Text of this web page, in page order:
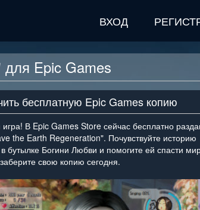
ВХОД
Epic Games
бесплатную Epic Games копию
игра! В Epic Games Store сейчас бесплатно
the Earth Regeneration". Почувствуйте историю
бутылке Богини Любви и помогите ей спасти
свою копию сегодня.